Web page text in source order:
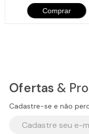
Comprar
Ofertas &
Cadastre-se e não